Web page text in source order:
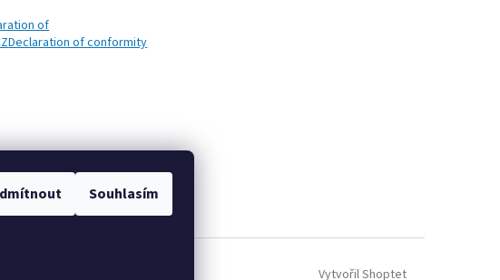
Souhlasím
of
Declaration of conformity
Vytvořil Shoptet